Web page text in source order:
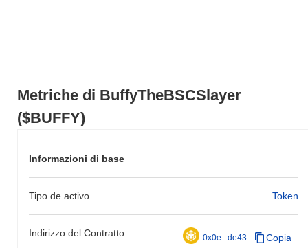
Metriche di BuffyTheBSCSlayer
($BUFFY)
Informazioni di base
Tipo de activo Token
Indirizzo del Contratto 0x0e...de43 Copia